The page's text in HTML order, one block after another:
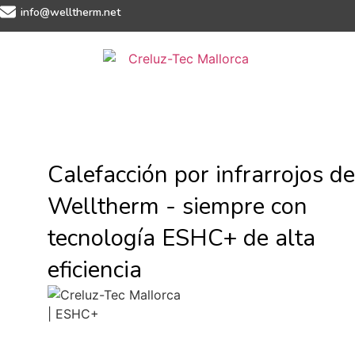
info@welltherm.net
Calefacción por infrarrojos de
Welltherm - siempre con
tecnología ESHC+ de alta
eficiencia